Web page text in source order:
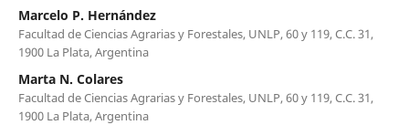
Marcelo P. Hernández
Facultad de Ciencias Agrarias y Forestales, UNLP, 60 y 119, C.C. 31,
1900 La Plata, Argentina
Marta N. Colares
Facultad de Ciencias Agrarias y Forestales, UNLP, 60 y 119, C.C. 31,
1900 La Plata, Argentina